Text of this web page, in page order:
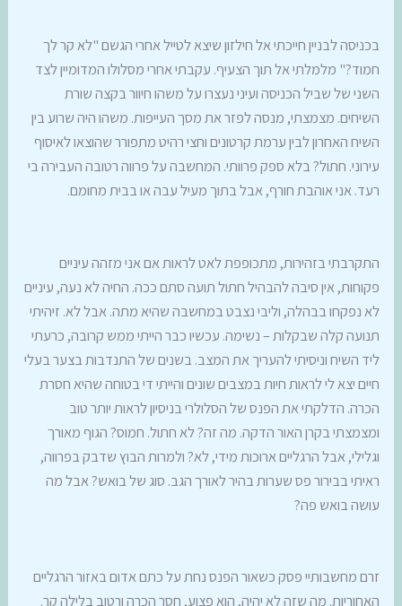
בכניסה לבניין חייכתי אל חילזון שיצא לטייל אחרי הגשם "לא קר לך
חמוד?" מלמלתי אל תוך הצעיף. עקבתי אחרי מסלולו המדומיין לצד
השני של שביל הכניסה ועיני נעצרו על משהו חיוור בקצה שורת
השיחים. מצמצתי, מנסה לפזר את מסך העייפות. משהו היה שרוע בין
השיח האחרון לבין ערמת קרטונים וחצי רהיט מתפורר שהוצאו לאיסוף
עירוני. חתול? בלא ספק פרוותי. המחשבה על פרווה רטובה העבירה בי
רעד. אני אוהבת חורף, אבל בתוך מעיל עבה או בבית מחומם.
התקרבתי בזהירות, מתכופפת לאט לראות אם אני מזהה עיניים
פקוחות, אין סיבה להבהיל חתול תועה סתם ככה. החיה לא נעה, עיניים
לא נפקחו בבהלה, וליבי נצבט במחשבה שהיא מתה. אבל לא. זיהיתי
תנועה קלה שבקלות – נשימה. עכשיו כבר הייתי ממש קרובה, כרעתי
ליד השיח וניסיתי להעריך את המצב. בשנים של התנדבות בצער בעלי
חיים יצא לי לראות חיות במצבים שונים והייתי די בטוחה שהיא חסרת
הכרה. הדלקתי את הפנס של הסלולרי בניסיון לראות יותר טוב
ומצמצתי בקרן האור הדקה. מה זה? לא חתול. חמוס? הגוף מאורך
וגלילי, אבל הרגליים ארוכות מידי, לא? ולמרות הבוץ שדבק בפרווה,
ראיתי בבירור פס שערות בהיר לאורך הגב. סוג של בואש? אבל מה
עושה בואש פה?
זרם מחשבותיי פסק כשאור הפנס נחת על כתם אדום באזור הרגליים
האחוריות. מה שזה לא יהיה, הוא פצוע, חסר הכרה ורטוב בלילה קר.